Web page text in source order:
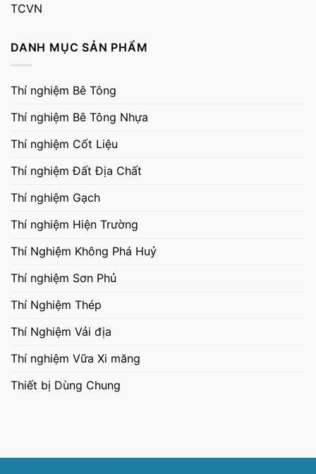
TCVN
DANH MỤC SẢN PHẨM
Thí nghiệm Bê Tông
Thí nghiệm Bê Tông Nhựa
Thí nghiệm Cốt Liệu
Thí nghiệm Đất Địa Chất
Thí nghiệm Gạch
Thí nghiệm Hiện Trường
Thí Nghiệm Không Phá Huỷ
Thí nghiệm Sơn Phủ
Thí Nghiệm Thép
Thí Nghiệm Vải địa
Thí nghiệm Vữa Xi măng
Thiết bị Dùng Chung